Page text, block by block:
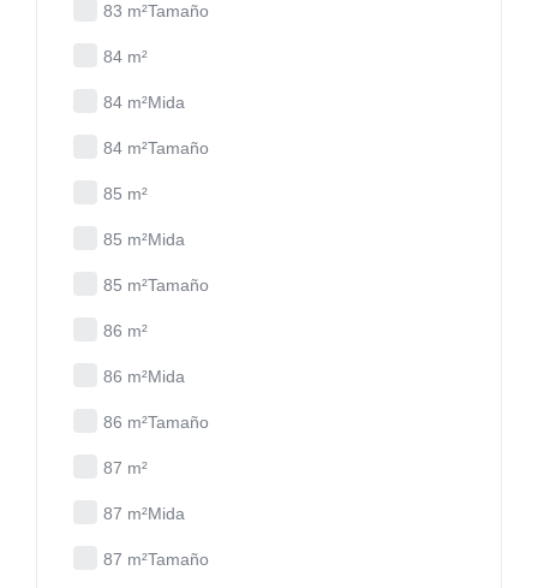
83 m²Tamaño
84 m²
84 m²Mida
84 m²Tamaño
85 m²
85 m²Mida
85 m²Tamaño
86 m²
86 m²Mida
86 m²Tamaño
87 m²
87 m²Mida
87 m²Tamaño